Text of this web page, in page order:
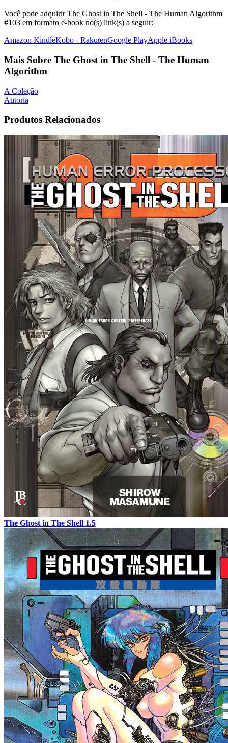
Você pode adquirir The Ghost in The Shell - The Human Algorithm
#103 em formato e-book no(s) link(s) a seguir:
Amazon KindleKobo - RakutenGoogle PlayApple iBooks
Mais Sobre The Ghost in The Shell - The Human
Algorithm
A Coleção
Autoria
Produtos Relacionados
The Ghost in The Shell 1.5